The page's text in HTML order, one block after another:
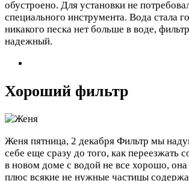
обустроено. Для установки не
специального инструмента. Вода стала
никакого песка нет больше в воде,
надежный.
Хороший фильтр
Женя пятница, 2 декабря Фильтр мы
себе еще сразу до того, как переезжать
в новом доме с водой не все хорошо,
плюс всякие не нужные частицы